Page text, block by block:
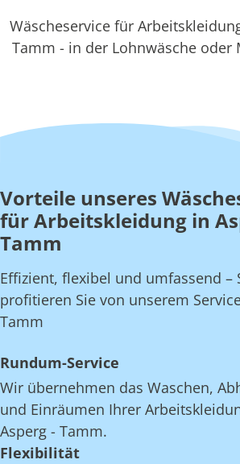
Wäscheservice für
Tamm - in der Lohnwäsche oder
Vorteile unseres
für Arbeitskleidung in
Tamm
Effizient, flexibel und umfassend –
profitieren Sie von unserem
Tamm
Rundum-Service
Wir übernehmen das Waschen,
und Einräumen Ihrer
Asperg - Tamm.
Flexibilität